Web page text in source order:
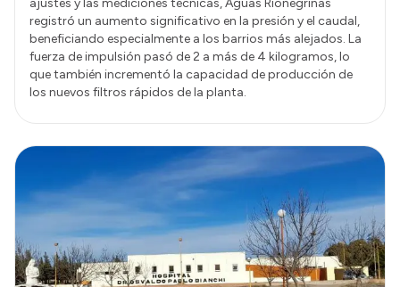
ajustes y las mediciones técnicas, Aguas Rionegrinas
registró un aumento significativo en la presión y el caudal,
beneficiando especialmente a los barrios más alejados. La
fuerza de impulsión pasó de 2 a más de 4 kilogramos, lo
que también incrementó la capacidad de producción de
los nuevos filtros rápidos de la planta.